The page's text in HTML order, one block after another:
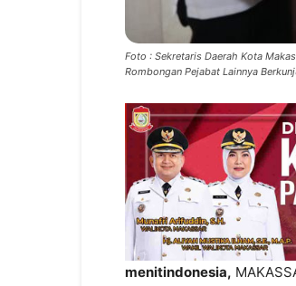
Foto : Sekretaris Daerah Kota
Rombongan Pejabat Lainnya
menitindonesia,